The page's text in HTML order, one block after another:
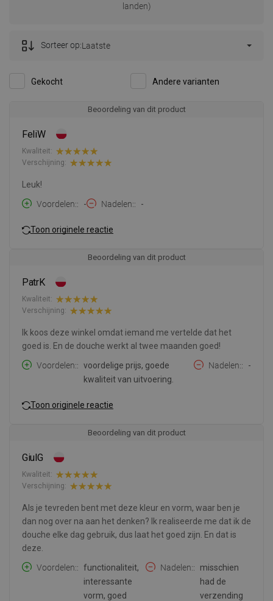
landen)
Gekocht Andere varianten
Sorteer op:Laatste
Beoordeling van dit product
FeliW
Kwaliteit:
Verschijning:
Leuk!
Voordelen:
- Nadelen: -
Toon originele reactie
Beoordeling van dit product
PatrK
Kwaliteit:
Verschijning:
Ik koos deze winkel omdat iemand me vertelde dat het
goed is. En de douche werkt al twee maanden goed!
Voordelen:
voordelige prijs, goede
kwaliteit van uitvoering.
Nadelen: -
Toon originele reactie
Beoordeling van dit product
GiulG
Kwaliteit:
Verschijning:
Als je tevreden bent met deze kleur en vorm, waar ben je
dan nog over na aan het denken? Ik realiseerde me dat ik de
douche elke dag gebruik, dus laat het goed zijn. En dat is
deze.
Voordelen:
functionaliteit,
interessante
vorm, goed
Nadelen:
misschien
had de
verzending